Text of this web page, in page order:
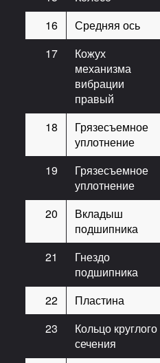
16
Средняя ось
17
Кожух
механизма
вибрации
правый
18
Грязесъемное
уплотнение
19
Грязесъемное
уплотнение
20
Вкладыш
подшипника
21
Гнездо
подшипника
22 Пластина
23
Кольцо круглого
сечения